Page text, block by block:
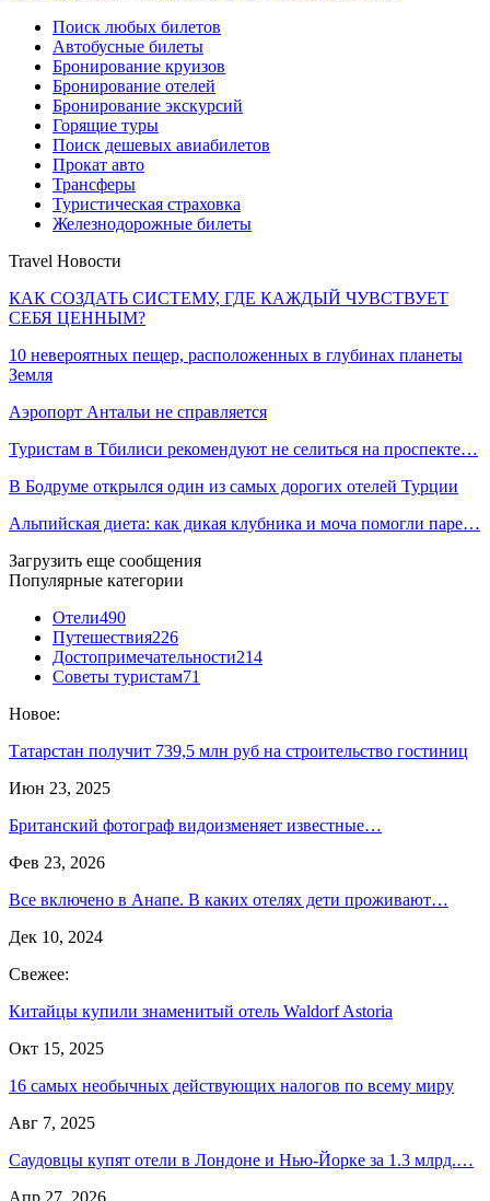
Поиск любых билетов
Автобусные билеты
Бронирование круизов
Бронирование отелей
Бронирование экскурсий
Горящие туры
Поиск дешевых авиабилетов
Прокат авто
Трансферы
Туристическая страховка
Железнодорожные билеты
Travel Новости
КАК СОЗДАТЬ СИСТЕМУ, ГДЕ КАЖДЫЙ ЧУВСТВУЕТ
СЕБЯ ЦЕННЫМ?
10 невероятных пещер, расположенных в глубинах планеты
Земля
Аэропорт Антальи не справляется
Туристам в Тбилиси рекомендуют не селиться на проспекте…
В Бодруме открылся один из самых дорогих отелей Турции
Альпийская диета: как дикая клубника и моча помогли паре…
Загрузить еще сообщения
Популярные категории
Отели490
Путешествия226
Достопримечательности214
Советы туристам71
Новое:
Татарстан получит 739,5 млн руб на строительство гостиниц
Июн 23, 2025
Британский фотограф видоизменяет известные…
Фев 23, 2026
Все включено в Анапе. В каких отелях дети проживают…
Дек 10, 2024
Свежее:
Китайцы купили знаменитый отель Waldorf Astoria
Окт 15, 2025
16 самых необычных действующих налогов по всему миру
Авг 7, 2025
Саудовцы купят отели в Лондоне и Нью-Йорке за 1.3 млрд.…
Апр 27, 2026